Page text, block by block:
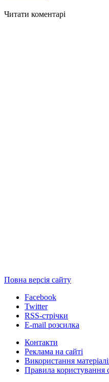
Читати коментарі
Повна версія сайту
Facebook
Twitter
RSS-стрічки
E-mail розсилка
Контакти
Реклама на сайті
Використання
Правила користування